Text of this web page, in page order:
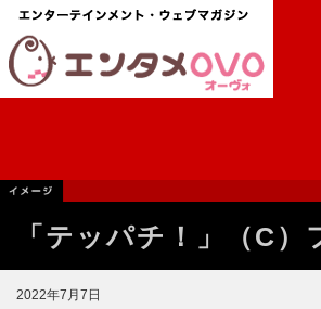
「テッパチ！」（C）
2022年7月7日